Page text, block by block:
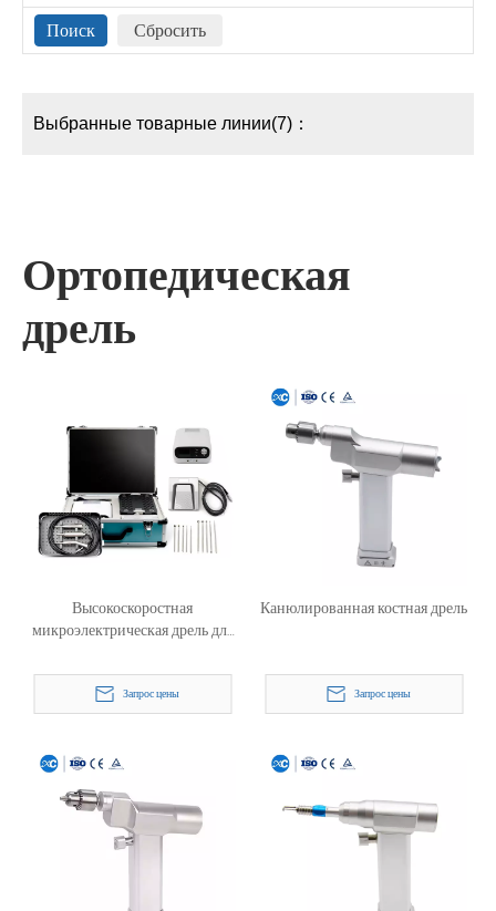
Выбранные товарные линии(7)：
Ортопедическая
дрель
Высокоскоростная
микроэлектрическая дрель для
Запрос цены
Канюлированная костная дрель
Запрос цены